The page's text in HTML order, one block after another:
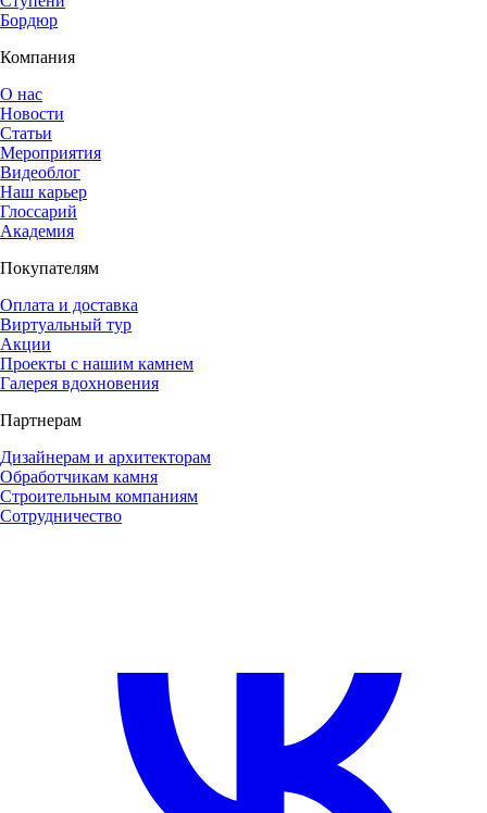
Бордюр
Компания
О нас
Новости
Статьи
Мероприятия
Видеоблог
Наш карьер
Глоссарий
Академия
Покупателям
Оплата и доставка
Виртуальный тур
Акции
Проекты с нашим камнем
Галерея вдохновения
Партнерам
Дизайнерам и архитекторам
Обработчикам камня
Строительным компаниям
Сотрудничество